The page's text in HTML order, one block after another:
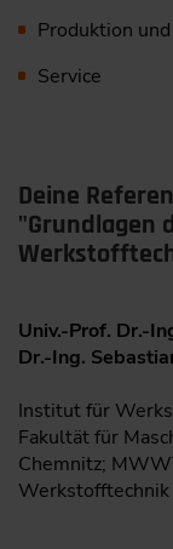
Produktion
Service
Deine
"Grundlagen
Univ.-Prof. Dr.-
Dr.-Ing.
Institut für
Fakultät für
Chemnitz;
Werkstofftechnik